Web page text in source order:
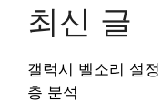
최신 글
갤럭시 벨소리 설
층 분석